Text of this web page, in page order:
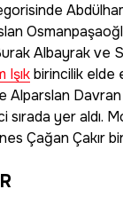
Albayrak ve
Işıkbirincilik elde
Alparslan
yer aldı.
Çağan Çakır